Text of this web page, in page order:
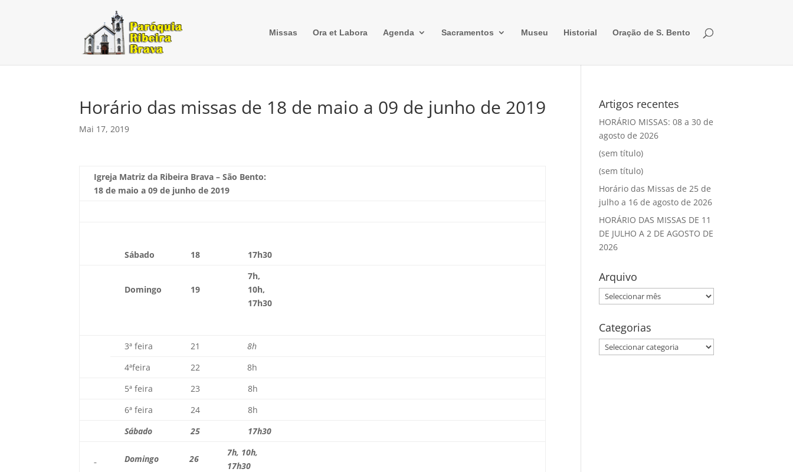
Missas Ora et Labora Agenda Sacramentos Museu Historial Oração de S. Bento
Horário das missas de 18 de maio a 09 de junho de 2019
Mai 17, 2019
Igreja Matriz da Ribeira Brava – São Bento:
18 de maio a 09 de junho de 2019
Sábado 18 17h30
Domingo 19
7h,
10h,
17h30
3ª feira 21
8h
4ªfeira
22
8h
5ª feira
23
8h
6ª feira
24
8h
Sábado
25 17h30
Domingo 26
7h, 10h,
17h30
Artigos recentes
HORÁRIO MISSAS: 08 a 30 de
agosto de 2026
(sem título)
(sem título)
Horário das Missas de 25 de
julho a 16 de agosto de 2026
HORÁRIO DAS MISSAS DE 11
DE JULHO A 2 DE AGOSTO DE
2026
Arquivo
Arquivo
Categorias
Categorias